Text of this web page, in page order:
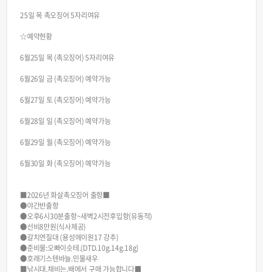
25일 목 촉오징어 5자리여유
☆예약현황
6월25일 목 (촉오징어) 5자리여유
6월26일 금 (촉오징어) 예약가능
6월27일 토 (촉오징어) 예약가능
6월28일 일 (촉오징어) 예약가능
6월29일 월 (촉오징어) 예약가능
6월30일 화 (촉오징어) 예약가능
■2026년 화살촉오징어 출항■
●야간반출항
●오후6시30분출항~새벽2시전후입항(유동적)
●선비8만원(식사제공)
●갈치연질대 (용성에이원17 강추)
●준비물:오빠이슷테.(DTD.10g.14g.18g)
●호래기스텐바늘.민물새우
■낚시대.채비는.배에서 구매 가능합니다■